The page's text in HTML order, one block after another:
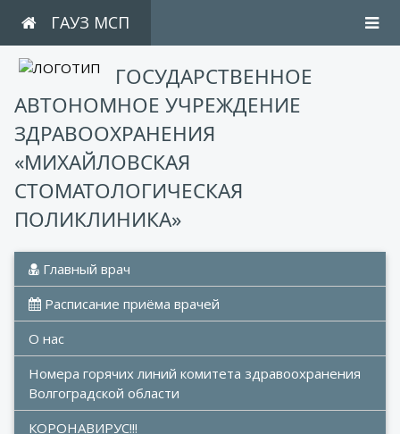
ГАУЗ МСП
ГОСУДАРСТВЕННОЕ
АВТОНОМНОЕ УЧРЕЖДЕНИЕ
ЗДРАВООХРАНЕНИЯ
«МИХАЙЛОВСКАЯ
СТОМАТОЛОГИЧЕСКАЯ
ПОЛИКЛИНИКА»
Главный врач
Расписание приёма врачей
О нас
Номера горячих линий комитета здравоохранения
Волгоградской области
КОРОНАВИРУС!!!